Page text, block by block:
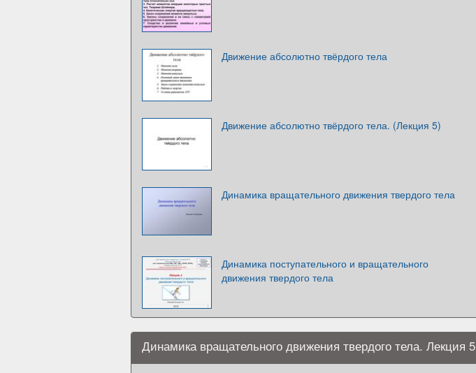
Движение абсолютно твёрдого тела
Движение абсолютно твёрдого тела. (Лекция 5)
Динамика вращательного движения твердого тела
Динамика поступательного и вращательного
движения твердого тела
Динамика вращательного движения твердого тела. Лекция 5